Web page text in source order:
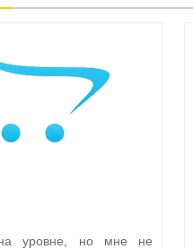
на уровне, но мне не